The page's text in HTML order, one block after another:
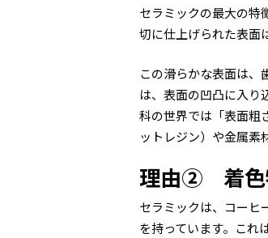
セラミックの最大の特
切に仕上げられた表面
この滑らかな表面は、
は、表面の凹凸に入り
科の世界では「表面粗
ットレジン）や金属素
理由② 着色
セラミックは、コーヒ
を持っています。これ